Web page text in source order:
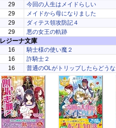
29
今回の人生はメイドらしい
29
メイドから母になりました
29
ダィテス領攻防記４
29
悪の女王の軌跡
レジーナ文庫
16 騎士様の使い魔２
16
詐騎士２
16
普通のOLがトリップしたらどう